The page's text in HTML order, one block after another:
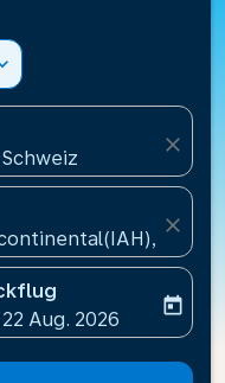
close
close
labelreturn-date-
22 Aug. 2026
today